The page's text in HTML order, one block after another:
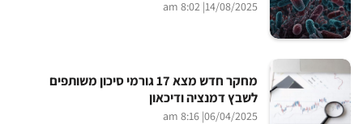
14/08/2025
| 8:02 am
מחקר חדש מצא 17 גורמי סיכון משותפים
לשבץ דמנציה ודיכאון
06/04/2025
| 8:16 am